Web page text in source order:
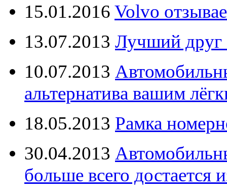
15.01.2016 Volvo
13.07.2013 Лучший друг
10.07.2013
альтернатива вашим
18.05.2013 Рамка
30.04.2013
больше всего достается